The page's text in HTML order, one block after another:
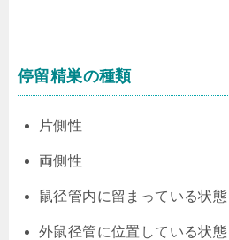
停留精巣の種類
片側性
両側性
鼠径管内に留まっている状態
外鼠径管に位置している状態